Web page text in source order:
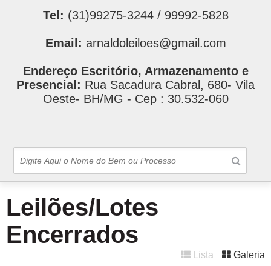
Tel: (31)99275-3244 / 99992-5828
Email: arnaldoleiloes@gmail.com
Endereço Escritório, Armazenamento e
Presencial: Rua Sacadura Cabral, 680- Vila
Oeste- BH/MG - Cep : 30.532-060
Leilões/Lotes
Encerrados
Lista Galeria